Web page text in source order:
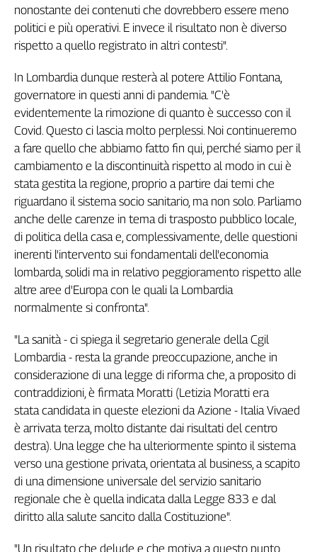
La
redazione
Newsletter
Social
nonostante dei contenuti che dovrebbero essere meno
politici e più operativi. E invece il risultato non è diverso
rispetto a quello registrato in altri contesti".
In Lombardia dunque resterà al potere Attilio Fontana,
governatore in questi anni di pandemia. "C'è
evidentemente la rimozione di quanto è successo con il
Covid. Questo ci lascia molto perplessi. Noi continueremo
a fare quello che abbiamo fatto fin qui, perché siamo per il
cambiamento e la discontinuità rispetto al modo in cui è
stata gestita la regione, proprio a partire dai temi che
riguardano il sistema socio sanitario, ma non solo. Parliamo
anche delle carenze in tema di trasposto pubblico locale,
di politica della casa e, complessivamente, delle questioni
inerenti l'intervento sui fondamentali dell'economia
lombarda, solidi ma in relativo peggioramento rispetto alle
altre aree d'Europa con le quali la Lombardia
normalmente si confronta".
"La sanità - ci spiega il segretario generale della Cgil
Lombardia - resta la grande preoccupazione, anche in
considerazione di una legge di riforma che, a proposito di
contraddizioni, è firmata Moratti (Letizia Moratti era
stata candidata in queste elezioni da Azione - Italia Vivaed
è arrivata terza, molto distante dai risultati del centro
destra). Una legge che ha ulteriormente spinto il sistema
verso una gestione privata, orientata al business, a scapito
di una dimensione universale del servizio sanitario
regionale che è quella indicata dalla Legge 833 e dal
diritto alla salute sancito dalla Costituzione".
"Un risultato che delude e che motiva a questo punto